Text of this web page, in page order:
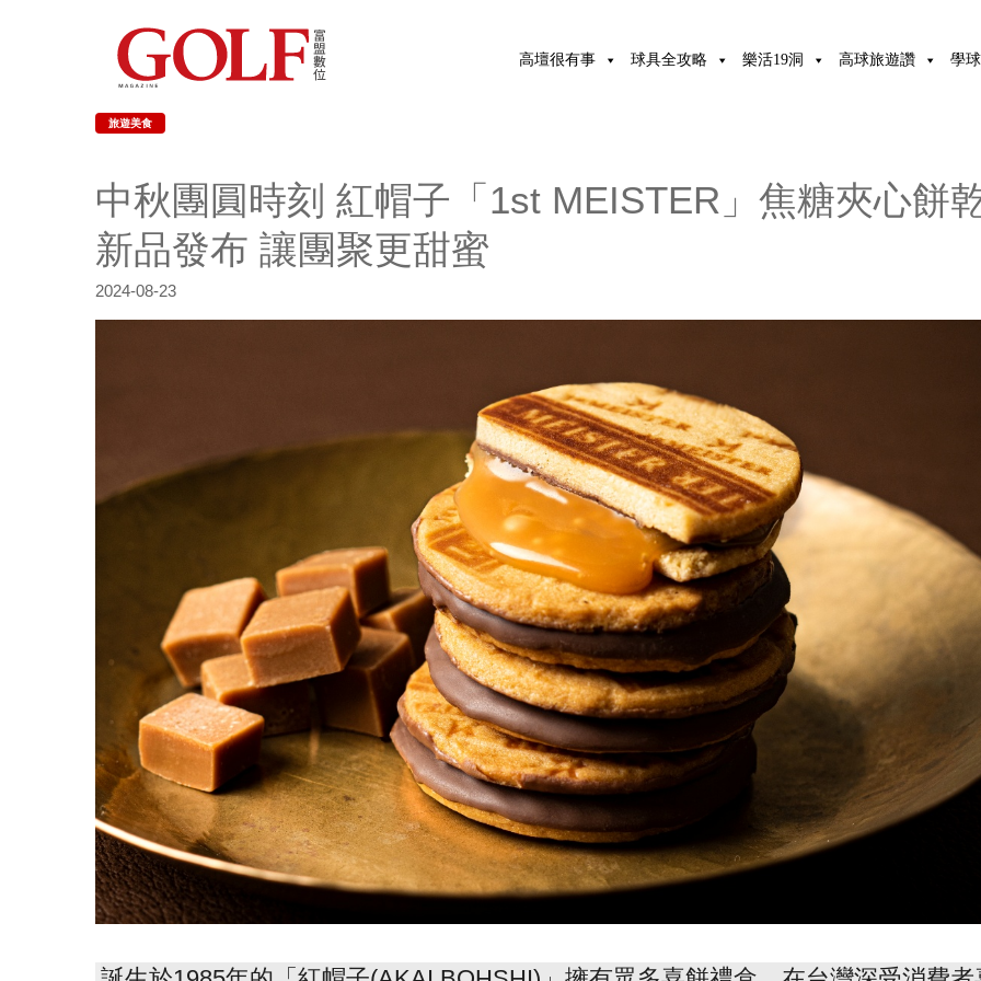
高壇很有事 球具全攻略 樂活19洞 高球旅遊讚 學
旅遊美食
中秋團圓時刻 紅帽子「1st MEISTER」焦糖夾心餅
新品發布 讓團聚更甜蜜
2024-08-23